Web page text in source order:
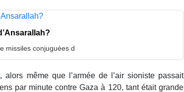
missiles conjuguées d
alors même que l’armée de l’air sioniste passait
par minute contre Gaza à 120, tant était grande